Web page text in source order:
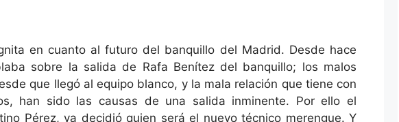
en cuanto al futuro del banquillo del Madrid. Desde hace
sobre la salida de Rafa Benítez del banquillo; los malos
que llegó al equipo blanco, y la mala relación que tiene con
han sido las causas de una salida inminente. Por ello el
Pérez, ya decidió quien será el nuevo técnico merengue. Y